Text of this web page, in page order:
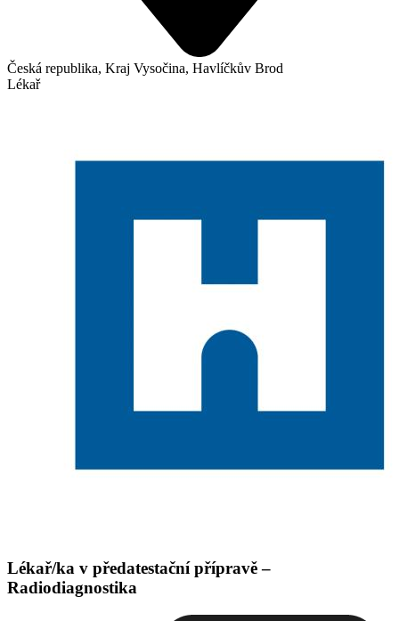
Česká republika, Kraj Vysočina, Havlíčkův Brod
Lékař
Lékař/ka v předatestační přípravě –
Radiodiagnostika